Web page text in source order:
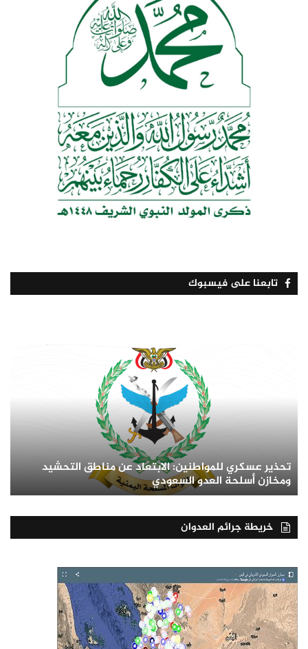
تابعنا على فيسبوك
تحذير عسكري للمواطنين: الابتعاد عن مناطق التحشيد
ومخازن أسلحة العدو السعودي
خريطة جرائم العدوان